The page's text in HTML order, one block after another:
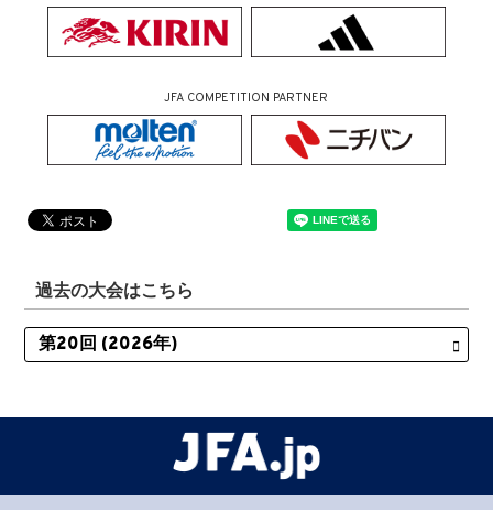
JFA COMPETITION PARTNER
過去の大会はこちら